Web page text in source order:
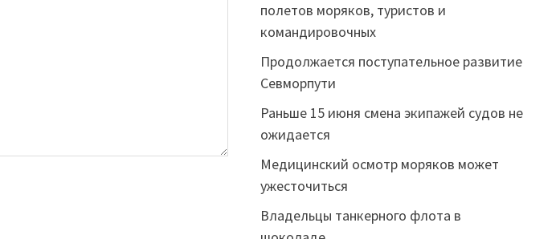
полетов моряков, туристов и
командировочных
Продолжается поступательное развитие
Севморпути
Раньше 15 июня смена экипажей судов не
ожидается
Медицинский осмотр моряков может
ужесточиться
Владельцы танкерного флота в